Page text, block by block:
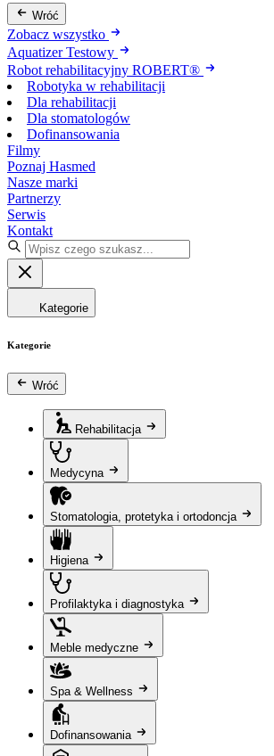
Wróć
Zobacz wszystko
Aquatizer Testowy
Robot rehabilitacyjny ROBERT®
Robotyka w rehabilitacji
Dla rehabilitacji
Dla stomatologów
Dofinansowania
Filmy
Poznaj Hasmed
Nasze marki
Partnerzy
Serwis
Kontakt
Kategorie
Kategorie
Wróć
Rehabilitacja
Medycyna
Stomatologia, protetyka i ortodoncja
Higiena
Profilaktyka i diagnostyka
Meble medyczne
Spa & Wellness
Dofinansowania